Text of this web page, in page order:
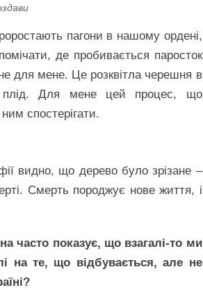
пагони в нашому ордені,
де пробивається паросток
для мене. Це розквітла черешня в
плід. Для мене цей процес, що
спостерігати.
видно, що дерево було зрізане –
Смерть породжує нове життя, і
часто показує, що взагалі-то ми
на те, що відбувається, але не